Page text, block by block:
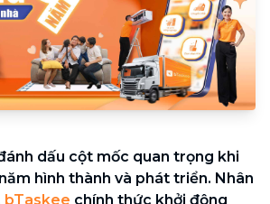
dấu cột mốc quan trọng khi
hình thành và phát triển. Nhân
bTaskee chính thức khởi động